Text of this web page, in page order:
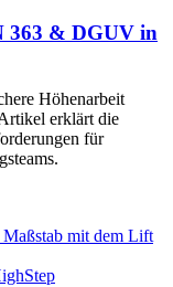
363 & DGUV in
Höhenarbeit
erklärt die
für
Maßstab mit dem Lift